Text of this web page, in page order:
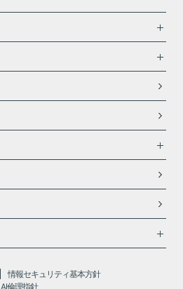
情報セキュリティ基本方針
AI倫理指針